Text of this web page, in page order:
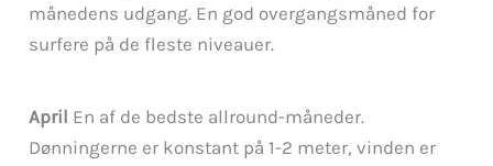
månedens udgang. En god overgangsmåned for
surfere på de fleste niveauer.
April En af de bedste allround-måneder.
Dønningerne er konstant på 1-2 meter, vinden er